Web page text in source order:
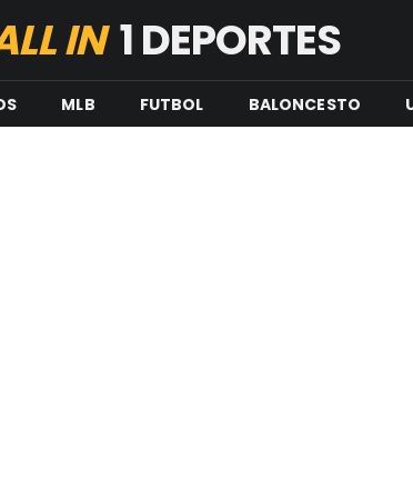
IN1 DEPORTES
MLB FUTBOL BALONCESTO